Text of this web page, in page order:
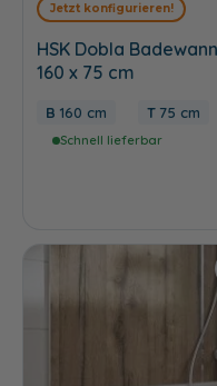
Jetzt konfigurieren!
HSK Dobla
160 x 75 cm
160 cm 75 cm
Schnell lieferbar